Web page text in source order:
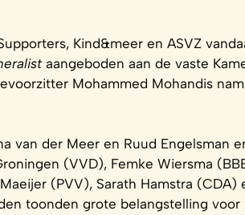
Kind&meer en ASVZ
aangeboden aan de vaste
Mohammed Mohandis
van der Meer en Ruud Engelsman
(VVD), Femke Wiersma
(PVV), Sarath Hamstra (CDA)
toonden grote belangstelling voor